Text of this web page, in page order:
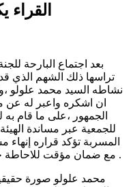
بعد اجتماع البارحة
تراسها ذلك الشهم الذي
نشاطه السيد محمد علولو
ان اشكره واعبر له
الجمهور ،على ما قام
للجمعية عبر مساندة الهيئة
المسربة تؤكد قراره إنهاء
مع ضمان مؤقت للاحاطة حتى بداية التحضيرات على أقصى تقدير .
محمد علولو صورة